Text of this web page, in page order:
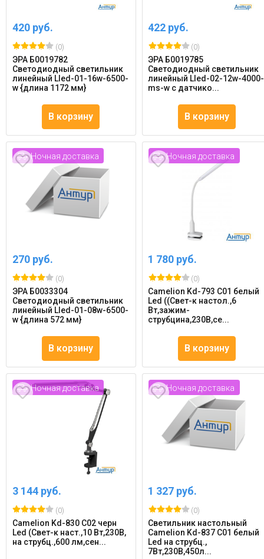
420 руб.
(0)
ЭРА Б0019782
Светодиодный светильник
линейный Lled-01-16w-6500-
w {длина 1172 мм}
В корзину
422 руб.
(0)
ЭРА Б0019785
Светодиодный светильник
линейный Lled-02-12w-4000-
ms-w с датчико...
В корзину
Ночная доставка
270 руб.
(0)
ЭРА Б0033304
Светодиодный светильник
линейный Lled-01-08w-6500-
w {длина 572 мм}
В корзину
Ночная доставка
1 780 руб.
(0)
Camelion Kd-793 C01 белый
Led ((Свет-к настол.,6
Вт,зажим-
струбцина,230В,се...
В корзину
Ночная доставка
3 144 руб.
(0)
Camelion Kd-830 C02 черн
Led (Свет-к наст.,10 Вт,230В,
на струбц.,600 лм,сен...
Ночная доставка
1 327 руб.
(0)
Светильник настольный
Camelion Kd-837 C01 белый
Led на струбц.,
7Вт,230В,450л...